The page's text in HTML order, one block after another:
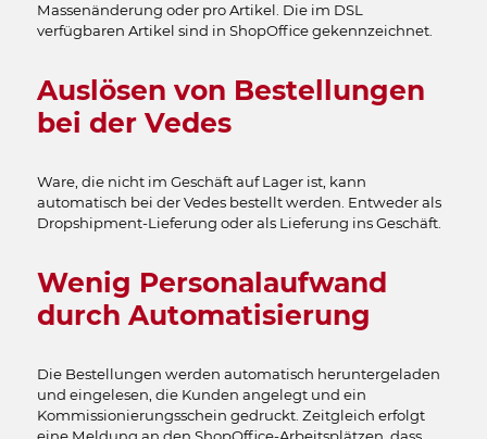
Massenänderung oder pro Artikel. Die im DSL
verfügbaren Artikel sind in ShopOffice gekennzeichnet.
Auslösen von Bestellungen
bei der Vedes
Ware, die nicht im Geschäft auf Lager ist, kann
automatisch bei der Vedes bestellt werden. Entweder als
Dropshipment-Lieferung oder als Lieferung ins Geschäft.
Wenig Personalaufwand
durch Automatisierung
Die Bestellungen werden automatisch heruntergeladen
und eingelesen, die Kunden angelegt und ein
Kommissionierungsschein gedruckt. Zeitgleich erfolgt